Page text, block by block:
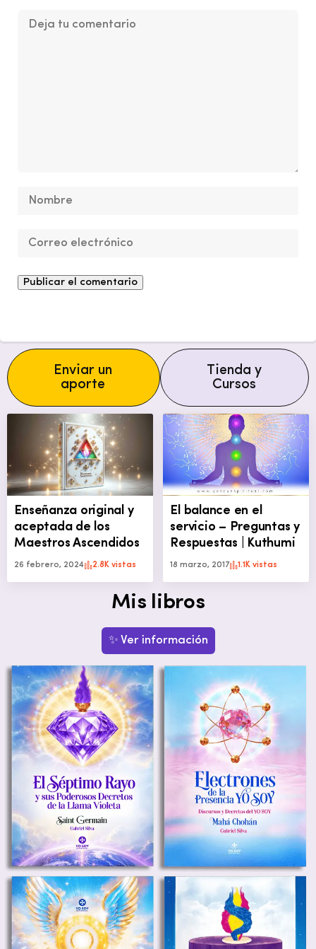
Enviar un
aporte
Tienda y
Cursos
Enseñanza original y
aceptada de los
Maestros Ascendidos
26 febrero, 2024 2.8K vistas
El balance en el
servicio – Preguntas y
Respuestas | Kuthumi
18 marzo, 2017 1.1K vistas
Mis libros
✨ Ver información